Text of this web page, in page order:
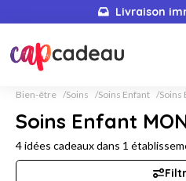
Livraison
Bien-être Soins Soins Enfant Soins
Soins Enfant
4idées cadeaux dans 1